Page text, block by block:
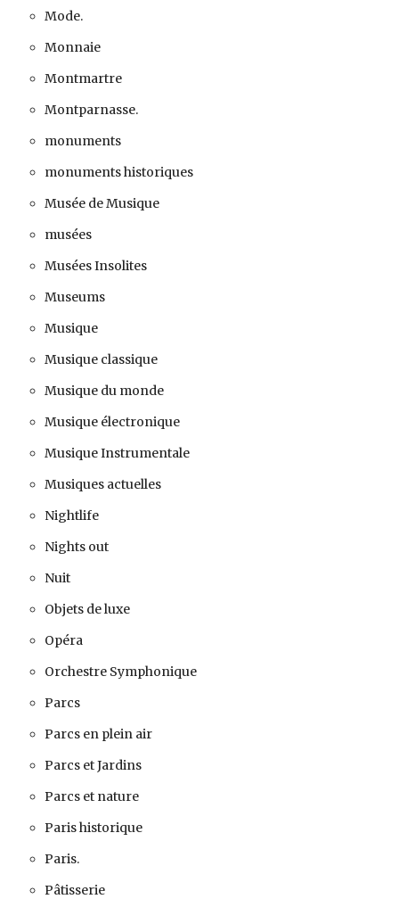
Mode.
Monnaie
Montmartre
Montparnasse.
monuments
monuments historiques
Musée de Musique
musées
Musées Insolites
Museums
Musique
Musique classique
Musique du monde
Musique électronique
Musique Instrumentale
Musiques actuelles
Nightlife
Nights out
Nuit
Objets de luxe
Opéra
Orchestre Symphonique
Parcs
Parcs en plein air
Parcs et Jardins
Parcs et nature
Paris historique
Paris.
Pâtisserie